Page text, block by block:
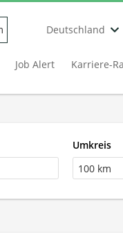
Deutschland
Job Alert Karriere-
Umkreis
100 km